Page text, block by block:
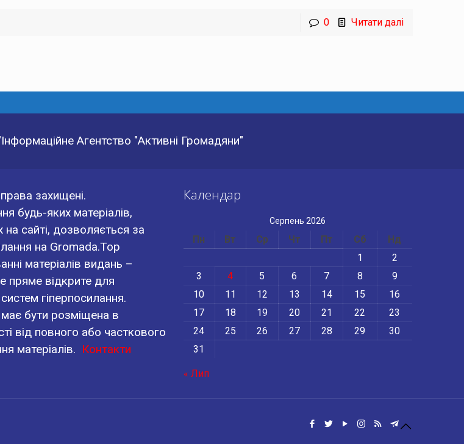
0 Читати далі
Агентство "Активні Громадяни"
захищені.
будь-яких матеріалів,
на сайті, дозволяється за
на Gromada.Top
матеріалів видань –
пряме відкрите для
гіперпосилання.
бути розміщена в
від повного або часткового
матеріалів. Контакти
Календар
Серпень 2026
Пн Вт Ср Чт Пт Сб
Нд
1
2
3
4 5 6 7 8
9
10
11 12 13 14 15
16
17
18 19 20 21 22
23
24
25 26 27 28 29
30
31
« Лип